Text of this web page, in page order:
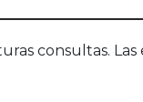
consultas.